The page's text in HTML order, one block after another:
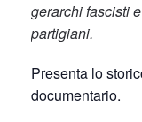
gerarchi fascisti
partigiani.
Presenta lo
documentario.